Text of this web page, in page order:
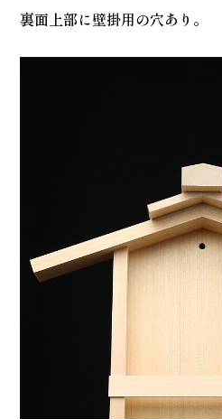
裏面上部に壁掛用の穴あり。